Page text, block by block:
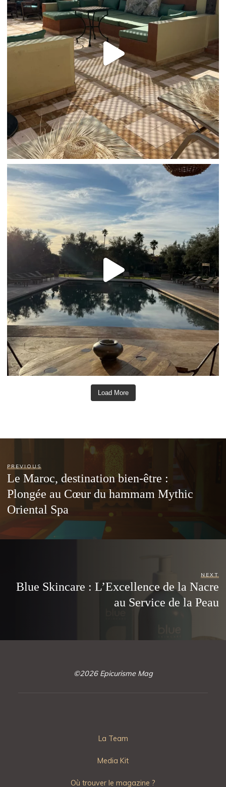
Load More
PREVIOUS
Le Maroc, destination bien-être :
Plongée au Cœur du hammam Mythic
Oriental Spa
NEXT
Blue Skincare : L’Excellence de la Nacre
au Service de la Peau
©2026 Epicurisme Mag
La Team
Media Kit
Où trouver le magazine ?